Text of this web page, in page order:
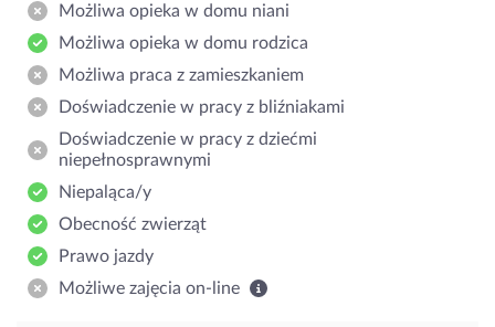
Możliwa opieka w domu niani
Możliwa opieka w domu rodzica
Możliwa praca z zamieszkaniem
Doświadczenie w pracy z bliźniakami
Doświadczenie w pracy z dziećmi
niepełnosprawnymi
Niepaląca/y
Obecność zwierząt
Prawo jazdy
Możliwe zajęcia on-line